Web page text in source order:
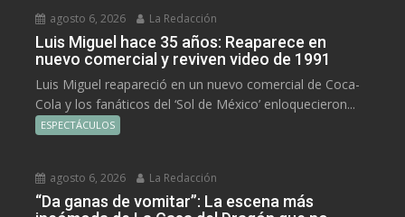
agosto 6, 2026 La Redacción
Luis Miguel hace 35 años: Reaparece en
nuevo comercial y reviven video de 1991
Luis Miguel reapareció en un nuevo comercial de Coca-
Cola y los fanáticos del ‘Sol de México’ enloquecieron...
ESPECTÁCULOS
agosto 6, 2026 La Redacción
“Da ganas de vomitar”: La escena más